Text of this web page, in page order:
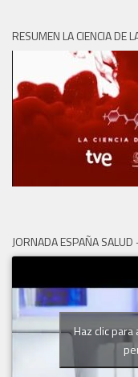
RESUMEN LA CIENCIA DE
JORNADA ESPAÑA
Haz clic